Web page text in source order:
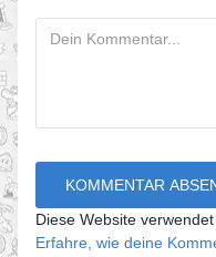
Diese Website
Erfahre, wie deine